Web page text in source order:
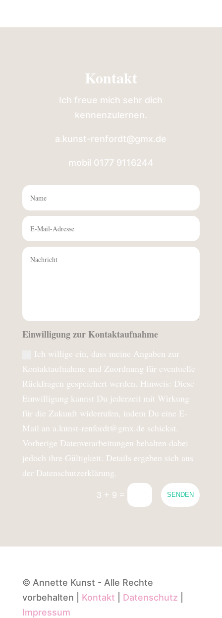
Kontakt
Ich freue mich sehr dich
kennenzulernen.
a.kunst-renfordt@gmx.de
mobil 0177 9116244
Einwilligung zur Kontaktaufnahme
Ich willige ein, dass meine Angaben zur
Kontaktaufnahme und Zuordnung für eventuelle
Rückfragen gespeichert werden. Hinweis: Diese
Einwilligung kannst Du jederzeit mit Wirkung
für die Zukunft widerrufen, indem Du eine E-
Mail an a.kunst-renfordt@gmx.de schickst.
Vorherige Datenverarbeitungen behalten dabei
jedoch ihre Gültigkeit. Details ergeben sich aus
der Datenschutzerklärung.
3 + 9 = SENDEN
© Annette Kunst - Alle Rechte
vorbehalten | Kontakt Datenschutz
Impressum